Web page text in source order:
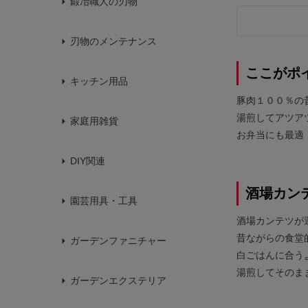
刃物のメンテナンス
キッチン用品
家庭用雑貨
DIY関連
園芸用具・工具
ガーデンファニチャー
ガーデンエクステリア
ここがポ
豚肉１００％の
湯煎してアツア
お弁当にも最適
酒場カン
酒場カンテツが
昔ながらの食堂
白ごはんに合う
湯煎してそのま